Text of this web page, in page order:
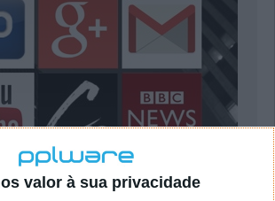
valor à sua privacidade